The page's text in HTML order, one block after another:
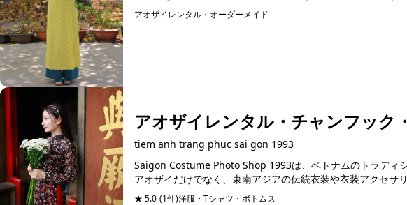
アオザイレンタル・オーダーメイド
アオザイレンタル・チャンフック
tiem anh trang phuc sai gon 1993
Saigon Costume Photo Shop 1993は、ベトナムのトラディ
アオザイだけでなく、東南アジアの伝統衣装や衣装アクセサ
★ 5.0 (1件)洋服・Tシャツ・ボトムス